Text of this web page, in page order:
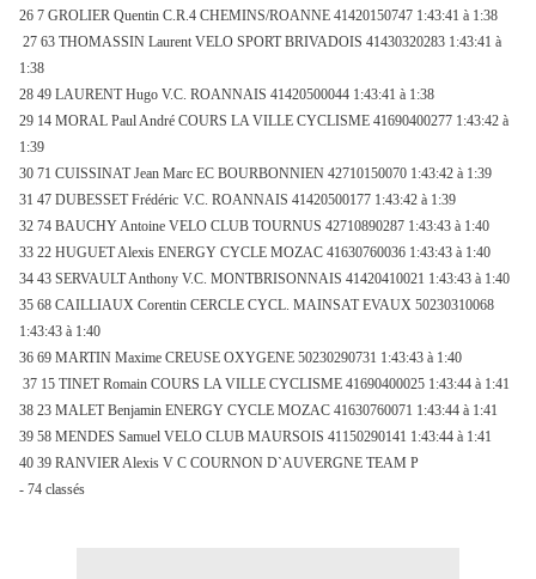
26 7 GROLIER Quentin C.R.4 CHEMINS/ROANNE 41420150747 1:43:41 à 1:38
27 63 THOMASSIN Laurent VELO SPORT BRIVADOIS 41430320283 1:43:41 à
1:38
28 49 LAURENT Hugo V.C. ROANNAIS 41420500044 1:43:41 à 1:38
29 14 MORAL Paul André COURS LA VILLE CYCLISME 41690400277 1:43:42 à
1:39
30 71 CUISSINAT Jean Marc EC BOURBONNIEN 42710150070 1:43:42 à 1:39
31 47 DUBESSET Frédéric V.C. ROANNAIS 41420500177 1:43:42 à 1:39
32 74 BAUCHY Antoine VELO CLUB TOURNUS 42710890287 1:43:43 à 1:40
33 22 HUGUET Alexis ENERGY CYCLE MOZAC 41630760036 1:43:43 à 1:40
34 43 SERVAULT Anthony V.C. MONTBRISONNAIS 41420410021 1:43:43 à 1:40
35 68 CAILLIAUX Corentin CERCLE CYCL. MAINSAT EVAUX 50230310068
1:43:43 à 1:40
36 69 MARTIN Maxime CREUSE OXYGENE 50230290731 1:43:43 à 1:40
37 15 TINET Romain COURS LA VILLE CYCLISME 41690400025 1:43:44 à 1:41
38 23 MALET Benjamin ENERGY CYCLE MOZAC 41630760071 1:43:44 à 1:41
39 58 MENDES Samuel VELO CLUB MAURSOIS 41150290141 1:43:44 à 1:41
40 39 RANVIER Alexis V C COURNON D`AUVERGNE TEAM P
- 74 classés